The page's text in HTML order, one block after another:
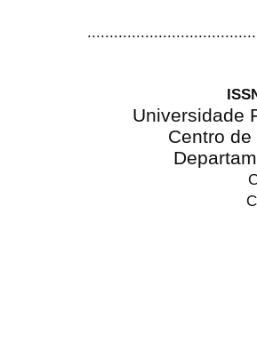
Universidade
Centro